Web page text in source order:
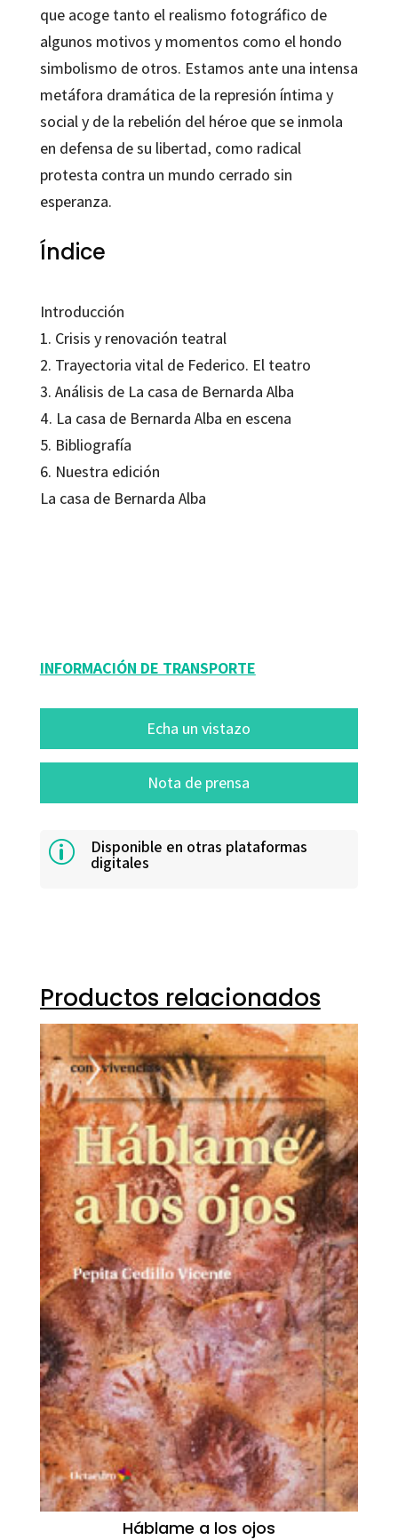
que acoge tanto el realismo fotográfico de
algunos motivos y momentos como el hondo
simbolismo de otros. Estamos ante una intensa
metáfora dramática de la represión íntima y
social y de la rebelión del héroe que se inmola
en defensa de su libertad, como radical
protesta contra un mundo cerrado sin
esperanza.
Índice
Introducción
1. Crisis y renovación teatral
2. Trayectoria vital de Federico. El teatro
3. Análisis de La casa de Bernarda Alba
4. La casa de Bernarda Alba en escena
5. Bibliografía
6. Nuestra edición
La casa de Bernarda Alba
INFORMACIÓN DE TRANSPORTE
Echa un vistazo
Nota de prensa
p Disponible en otras plataformas
digitales
Productos relacionados
Háblame a los ojos